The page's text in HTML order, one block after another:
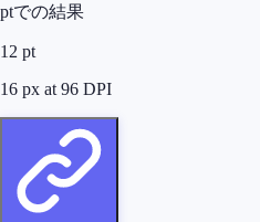
ptでの結果
12 pt
16 px at 96 DPI